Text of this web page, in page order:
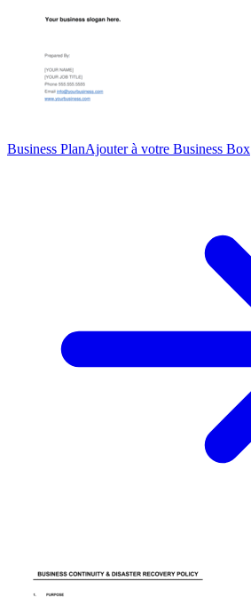
Business PlanAjouter à votre Business Box